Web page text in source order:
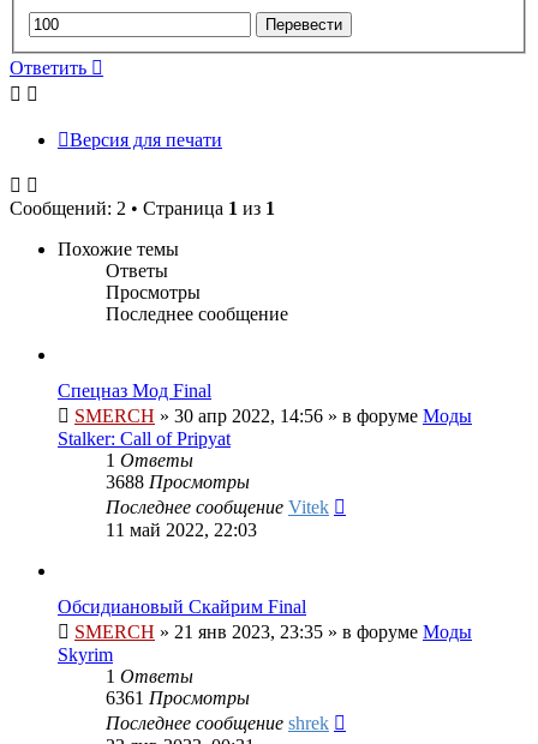
Ответить
Версия для печати
Сообщений: 2 • Страница 1 из 1
Похожие темы
Ответы
Просмотры
Последнее сообщение
Спецназ Мод Final
SMERCH » 30 апр 2022, 14:56 » в форуме Моды
Stalker: Call of Pripyat
1 Ответы
3688 Просмотры
Последнее сообщение Vitek
11 май 2022, 22:03
Обсидиановый Скайрим Final
SMERCH » 21 янв 2023, 23:35 » в форуме Моды
Skyrim
1 Ответы
6361 Просмотры
Последнее сообщение shrek